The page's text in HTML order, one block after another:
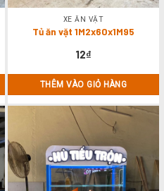
XE ĂN VẶT
Tủ ăn vặt 1M2x60x1M95
12₫
THÊM VÀO GIỎ HÀNG